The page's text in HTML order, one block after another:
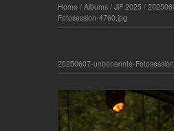
Home / Albums / JiF 2025 /
Fotosession-4760.jpg
20250607-unbenannte-